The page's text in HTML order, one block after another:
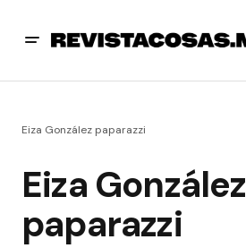
Eiza González paparazzi
Eiza González
paparazzi